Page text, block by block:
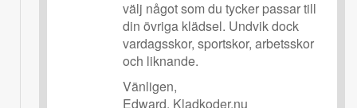
välj något som du tycker passar till
din övriga klädsel. Undvik dock
vardagsskor, sportskor, arbetsskor
och liknande.
Vänligen,
Edward, Kladkoder.nu